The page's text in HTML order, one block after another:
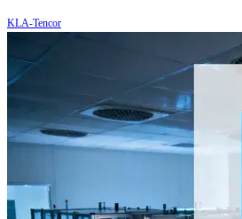
KLA-Tencor